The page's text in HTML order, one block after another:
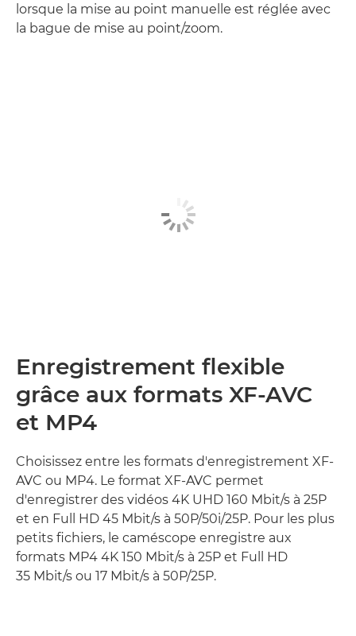
lorsque la mise au point manuelle est réglée avec
la bague de mise au point/zoom.
Enregistrement flexible
grâce aux formats XF-AVC
et MP4
Choisissez entre les formats d'enregistrement XF-
AVC ou MP4. Le format XF-AVC permet
d'enregistrer des vidéos 4K UHD 160 Mbit/s à 25P
et en Full HD 45 Mbit/s à 50P/50i/25P. Pour les plus
petits fichiers, le caméscope enregistre aux
formats MP4 4K 150 Mbit/s à 25P et Full HD
35 Mbit/s ou 17 Mbit/s à 50P/25P.